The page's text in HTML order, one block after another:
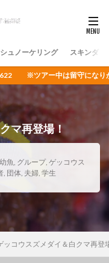
シュノーケリング スキンダイ
アー中は留守になりがち
マ再登場！
魚, グループ, ゲッコウス
, 団体, 夫婦, 学生
ッコウスズメダイ＆白クマ再登